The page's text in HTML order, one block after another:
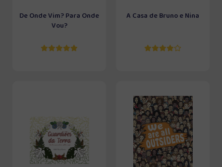
De Onde Vim? Para Onde
Vou?
A Casa de Bruno e Nina